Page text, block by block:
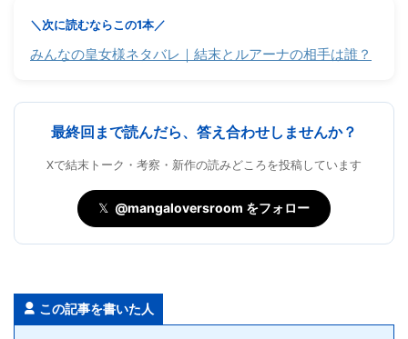
＼次に読むならこの1本／
みんなの皇女様ネタバレ｜結末とルアーナの相手は誰？
最終回まで読んだら、答え合わせしませんか？
Xで結末トーク・考察・新作の読みどころを投稿しています
𝕏 @mangaloversroom をフォロー
この記事を書いた人